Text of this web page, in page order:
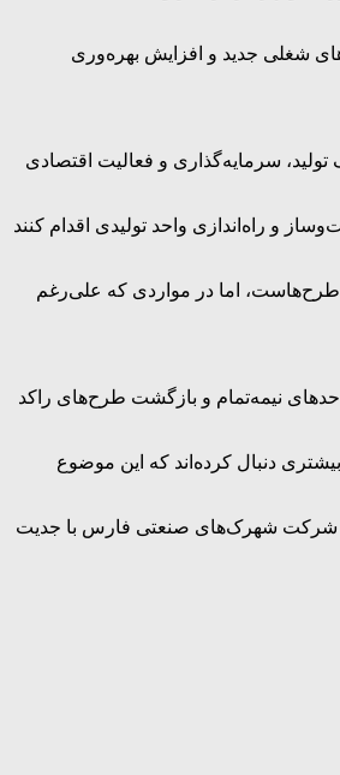
شغلی جدید و افزایش بهره‌وری
سرمایه‌گذاری و فعالیت اقتصادی
و راه‌اندازی واحد تولیدی اقدام کنند
اما در مواردی که علی‌رغم
نیمه‌تمام و بازگشت طرح‌های راکد
دنبال کرده‌اند که این موضوع
و شرکت شهرک‌های صنعتی فارس با جدیت